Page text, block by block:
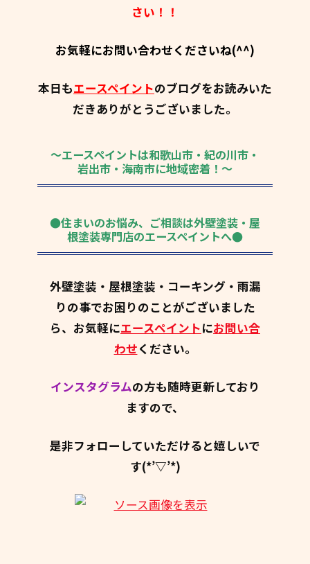
さい！！
お気軽にお問い合わせくださいね(^^)
本日もエースペイントのブログをお読みいた
だきありがとうございました。
～エースペイントは和歌山市・紀の川市・
岩出市・海南市に地域密着！～
●住まいのお悩み、ご相談は外壁塗装・屋
根塗装専門店のエースペイントへ●
外壁塗装・屋根塗装・コーキング・雨漏
りの事でお困りのことがございました
ら、お気軽にエースペイントにお問い合
わせください。
インスタグラムの方も随時更新しており
ますので、
是非フォローしていただけると嬉しいで
す(*’▽’*)